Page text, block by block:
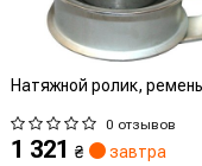
Натяжной ролик,
0 отзывов
1 321 ₴ завтра